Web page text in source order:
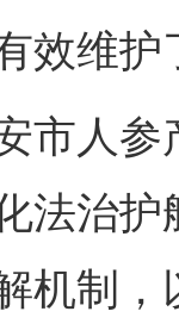
效维
人参
法治
机制